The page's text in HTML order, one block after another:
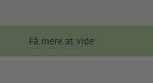
Få mere at vide